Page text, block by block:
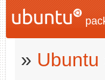
» Ubuntu